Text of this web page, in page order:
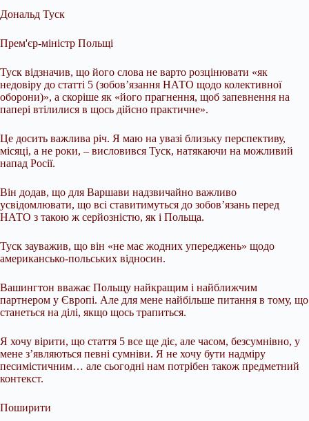
Дональд Туск
Прем'єр-міністр Польщі
Туск відзначив, що його слова не варто розцінювати «як
недовіру до статті 5 (зобов’язання НАТО щодо колективної
оборони)», а скоріше як «його прагнення, щоб запевнення на
папері втілилися в щось дійсно практичне».
Це досить важлива річ. Я маю на увазі близьку перспективу,
місяці, а не роки, – висловився Туск, натякаючи на можливий
напад Росії.
Він додав, що для Варшави надзвичайно важливо
усвідомлювати, що всі ставитимуться до зобов’язань перед
НАТО з такою ж серйозністю, як і Польща.
Туск зауважив, що він «не має жодних упереджень» щодо
американсько-польських відносин.
Вашингтон вважає Польщу найкращим і найближчим
партнером у Європі. Але для мене найбільше питання в тому, що
станеться на ділі, якщо щось трапиться.
Я хочу вірити, що стаття 5 все ще діє, але часом, безсумнівно, у
мене з’являються певні сумніви. Я не хочу бути надміру
песимістичним… але сьогодні нам потрібен також предметний
контекст.
Поширити